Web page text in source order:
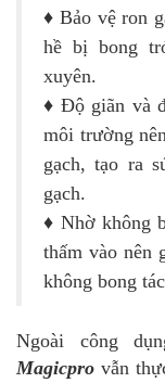
♦ Bảo vệ ron
hề bị bong
xuyên.
♦ Độ giãn và
môi trường
gạch, tạo ra
gạch.
♦ Nhờ không
thấm vào nên
không bong
Ngoài công
Magicpro vẫn